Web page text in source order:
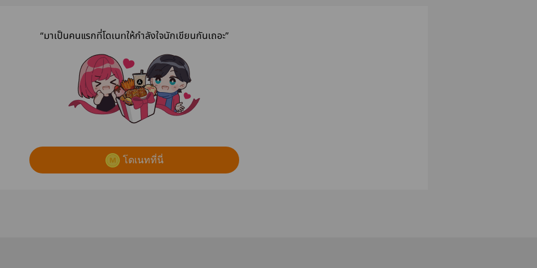
“มาเป็นคนแรกที่โดเนทให้กำลังใจนักเขียนกันเถอะ”
โดเนทที่นี่